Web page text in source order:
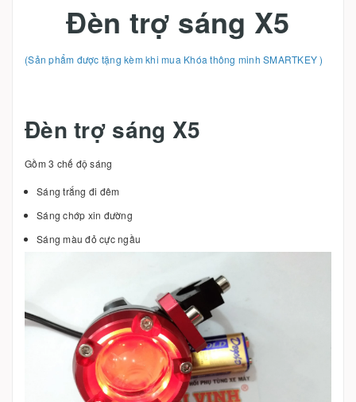
Đèn trợ sáng X5
(Sản phẩm được tặng kèm khi mua Khóa thông minh SMARTKEY)
Đèn trợ sáng X5
Gồm 3 chế độ sáng
Sáng trắng đi đêm
Sáng chớp xin đường
Sáng màu đỏ cực ngầu